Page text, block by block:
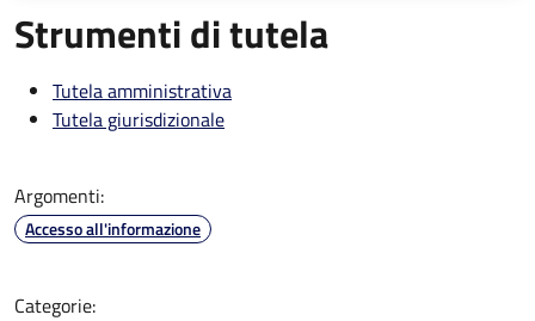
Strumenti di tutela
Tutela amministrativa
Tutela giurisdizionale
Argomenti:
Accesso all'informazione
Categorie: